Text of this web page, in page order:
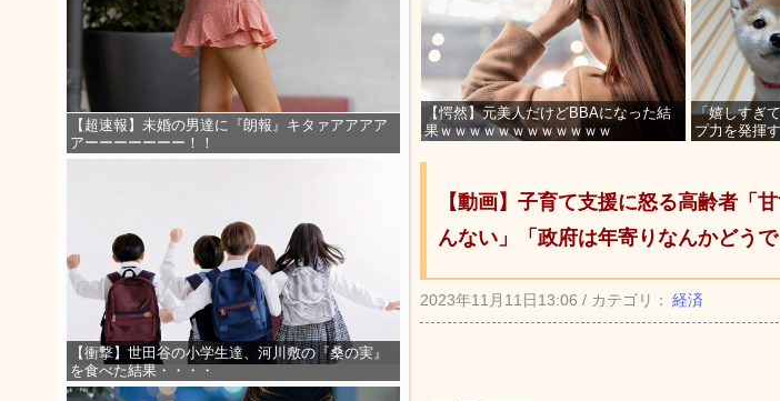
【超速報】未婚の男達に『朗報』キタァアアアア
アーーーーーーー！！
【衝撃】世田谷の小学生達、河川敷の『桑の実』
を食べた結果・・・・
【愕然】元美人だけどBBAになった結
果ｗｗｗｗｗｗｗｗｗｗｗｗ
「嬉しすぎ
プ力を発揮
【動画】子育て支援に怒る高齢者「
んない」「政府は年寄りなんかどうで
2023年11月11日13:06 / カテゴリ： 経済